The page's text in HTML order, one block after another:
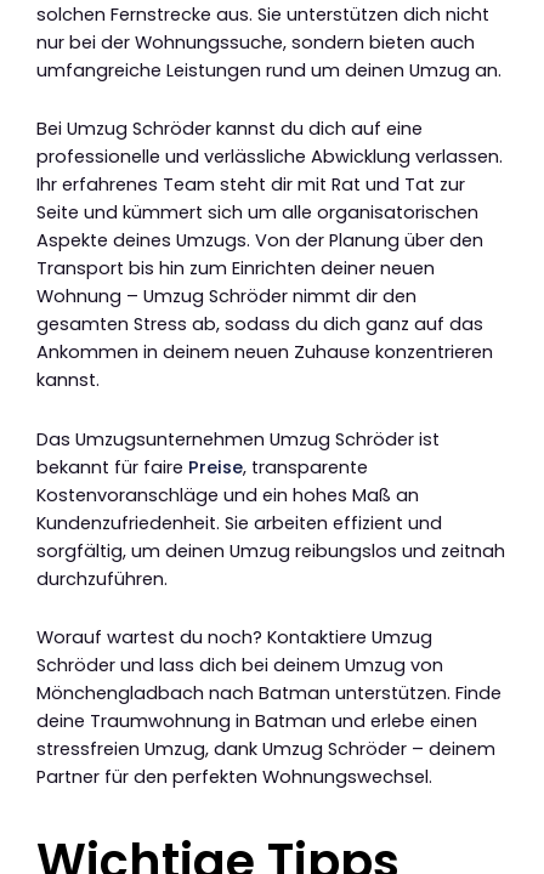
solchen Fernstrecke aus. Sie unterstützen dich nicht
nur bei der Wohnungssuche, sondern bieten auch
umfangreiche Leistungen rund um deinen Umzug an.
Bei Umzug Schröder kannst du dich auf eine
professionelle und verlässliche Abwicklung verlassen.
Ihr erfahrenes Team steht dir mit Rat und Tat zur
Seite und kümmert sich um alle organisatorischen
Aspekte deines Umzugs. Von der Planung über den
Transport bis hin zum Einrichten deiner neuen
Wohnung – Umzug Schröder nimmt dir den
gesamten Stress ab, sodass du dich ganz auf das
Ankommen in deinem neuen Zuhause konzentrieren
kannst.
Das Umzugsunternehmen Umzug Schröder ist
bekannt für faire Preise, transparente
Kostenvoranschläge und ein hohes Maß an
Kundenzufriedenheit. Sie arbeiten effizient und
sorgfältig, um deinen Umzug reibungslos und zeitnah
durchzuführen.
Worauf wartest du noch? Kontaktiere Umzug
Schröder und lass dich bei deinem Umzug von
Mönchengladbach nach Batman unterstützen. Finde
deine Traumwohnung in Batman und erlebe einen
stressfreien Umzug, dank Umzug Schröder – deinem
Partner für den perfekten Wohnungswechsel.